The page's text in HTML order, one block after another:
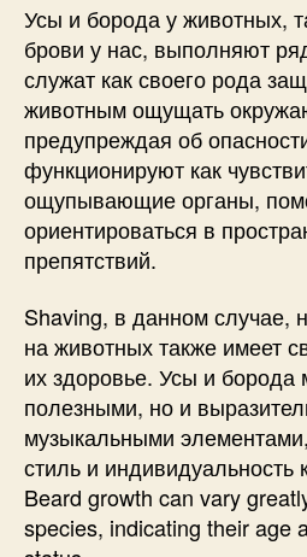
Усы и борода у животных,
брови у нас, выполняют
служат как своего рода
животным ощущать
предупреждая об
функционируют как
ощупывающие органы,
ориентироваться в
препятствий.
Shaving, в данном случае,
на животных также имеет
их здоровье. Усы и борода
полезными, но и
музыкальными
стиль и индивидуальность
Beard growth can vary
species, indicating their age